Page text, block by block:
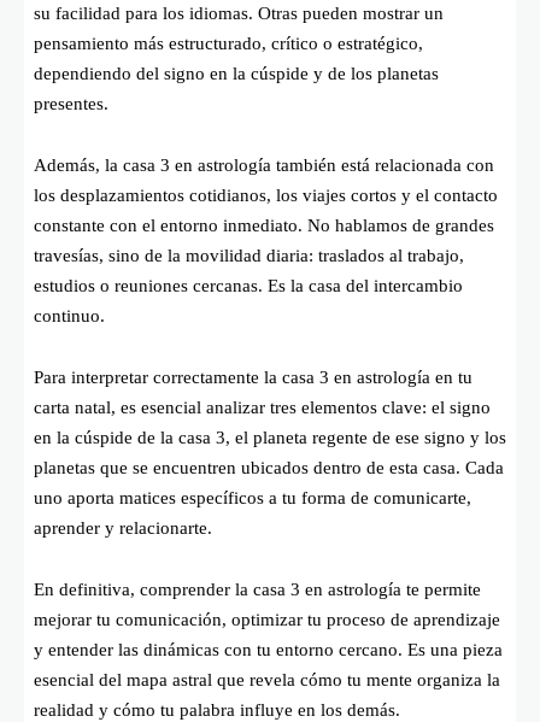
su facilidad para los idiomas. Otras pueden mostrar un
pensamiento más estructurado, crítico o estratégico,
dependiendo del signo en la cúspide y de los planetas
presentes.
Además, la casa 3 en astrología también está relacionada con
los desplazamientos cotidianos, los viajes cortos y el contacto
constante con el entorno inmediato. No hablamos de grandes
travesías, sino de la movilidad diaria: traslados al trabajo,
estudios o reuniones cercanas. Es la casa del intercambio
continuo.
Para interpretar correctamente la casa 3 en astrología en tu
carta natal, es esencial analizar tres elementos clave: el signo
en la cúspide de la casa 3, el planeta regente de ese signo y los
planetas que se encuentren ubicados dentro de esta casa. Cada
uno aporta matices específicos a tu forma de comunicarte,
aprender y relacionarte.
En definitiva, comprender la casa 3 en astrología te permite
mejorar tu comunicación, optimizar tu proceso de aprendizaje
y entender las dinámicas con tu entorno cercano. Es una pieza
esencial del mapa astral que revela cómo tu mente organiza la
realidad y cómo tu palabra influye en los demás.